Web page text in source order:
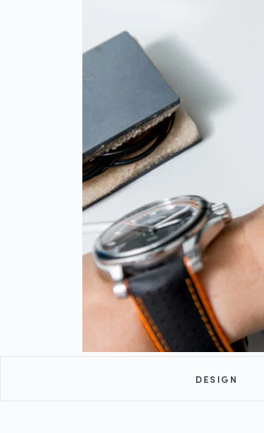
DESIGN